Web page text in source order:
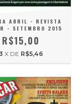
ABRIL - REVISTA
- SETEMBRO 2015
R$15,00
X DE R$5,46